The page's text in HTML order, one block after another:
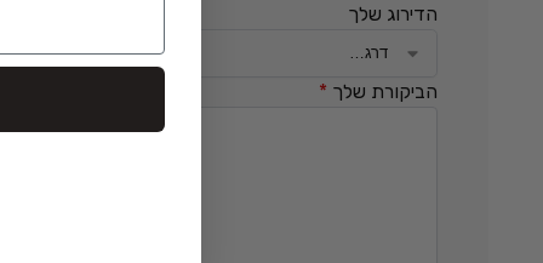
הדירוג שלך
הביקורת שלך *